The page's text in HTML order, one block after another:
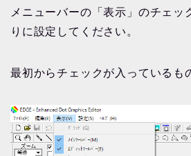
メニューバーの「表示」のチェッ
りに設定してください。
最初からチェックが入っているも